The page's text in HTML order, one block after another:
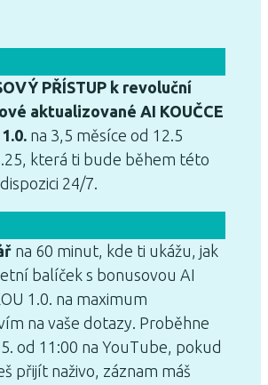
PŘÍSTUP k revoluční
aktualizované AI KOUČCE
na 3,5 měsíce od 12.5
která ti bude během této
24/7.
na 60 minut, kde ti ukážu, jak
balíček s bonusovou AI
1.0. na maximum
na vaše dotazy. Proběhne
od 11:00 na YouTube, pokud
přijít naživo, záznam máš